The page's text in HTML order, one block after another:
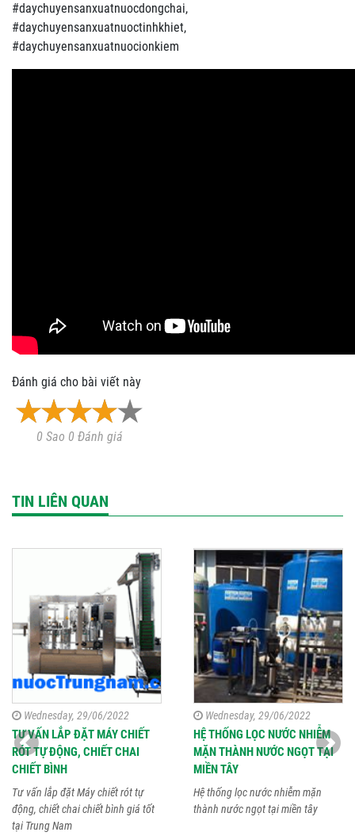
#daychuyensanxuatnuocdongchai,
#daychuyensanxuatnuoctinhkhiet,
#daychuyensanxuatnuocionkiem
Đánh giá cho bài viết này
0 Sao 0 Đánh giá
TIN LIÊN QUAN
Wednesday, 29/06/2022
TƯ VẤN LẮP ĐẶT MÁY CHIẾT
RÓT TỰ ĐỘNG, CHIẾT CHAI
CHIẾT BÌNH
Tư vấn lắp đặt Máy chiết rót tự
động, chiết chai chiết bình giá tốt
tại Trung Nam
Wednesday, 29/06/2022
HỆ THỐNG LỌC NƯỚC NHIỄM
MẶN THÀNH NƯỚC NGỌT TẠI
MIỀN TÂY
Hệ thống lọc nước nhiễm mặn
thành nước ngọt tại miền tây